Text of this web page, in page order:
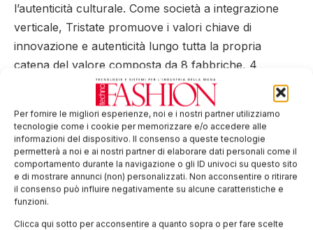
Per fornire le migliori esperienze, noi e i nostri partner utilizziamo
tecnologie come i cookie per memorizzare e/o accedere alle
informazioni del dispositivo. Il consenso a queste tecnologie
permetterà a noi e ai nostri partner di elaborare dati personali come il
comportamento durante la navigazione o gli ID univoci su questo sito
e di mostrare annunci (non) personalizzati. Non acconsentire o ritirare
il consenso può influire negativamente su alcune caratteristiche e
funzioni.
Clicca qui sotto per acconsentire a quanto sopra o per fare scelte
l’autenticità culturale. Come società a integrazione
verticale, Tristate promuove i valori chiave di
innovazione e autenticità lungo tutta la propria
catena del valore composta da 8 fabbriche, 4
marchi, più di 10.000 dipendenti in 12 Paesi e con un
fatturato annuale che nel 2016 si è attestato sui di
290 milioni di dollari US.
Centric Software (www.centricsoftware.com)
Dalla sua sede nella Silicon Valley e dagli uffici nelle
capitali di tendenza in tutto il mondo, Centric
Software fornisce una piattaforma di trasformazione